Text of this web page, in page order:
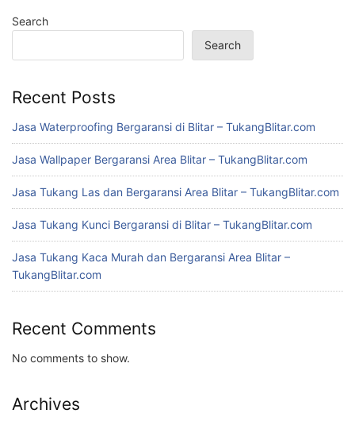
Search
Search
Recent Posts
Jasa Waterproofing Bergaransi di Blitar – TukangBlitar.com
Jasa Wallpaper Bergaransi Area Blitar – TukangBlitar.com
Jasa Tukang Las dan Bergaransi Area Blitar – TukangBlitar.com
Jasa Tukang Kunci Bergaransi di Blitar – TukangBlitar.com
Jasa Tukang Kaca Murah dan Bergaransi Area Blitar –
TukangBlitar.com
Recent Comments
No comments to show.
Archives